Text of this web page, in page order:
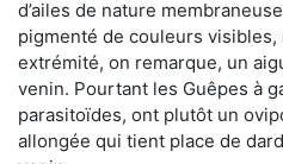
d’ailes de nature
pigmenté de couleurs visibles,
extrémité, on remarque, un
venin. Pourtant les Guêpes à
parasitoïdes, ont plutôt un
allongée qui tient place de